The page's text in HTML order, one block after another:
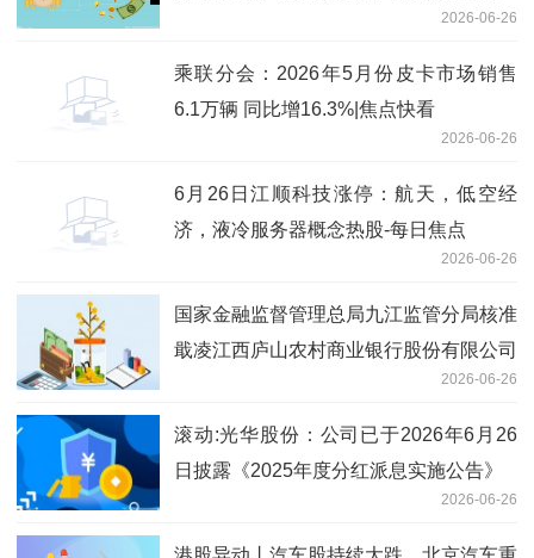
2026-06-26
乘联分会：2026年5月份皮卡市场销售
6.1万辆 同比增16.3%|焦点快看
2026-06-26
6月26日江顺科技涨停：航天，低空经
济，液冷服务器概念热股-每日焦点
2026-06-26
国家金融监督管理总局九江监管分局核准
戢凌江西庐山农村商业银行股份有限公司
2026-06-26
滚动:光华股份：公司已于2026年6月26
日披露《2025年度分红派息实施公告》
2026-06-26